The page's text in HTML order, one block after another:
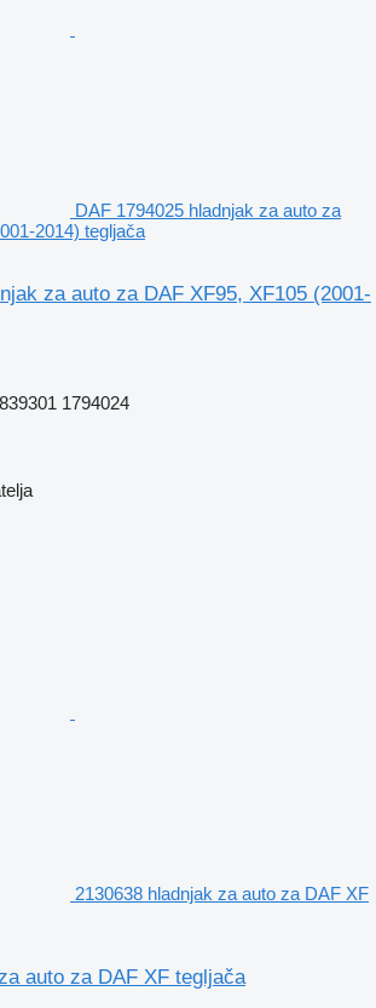
DAF 1794025 hladnjak za auto za
2014) tegljača
za auto za DAF XF95, XF105 (2001-
1794024
2130638 hladnjak za auto za DAF XF
auto za DAF XF tegljača